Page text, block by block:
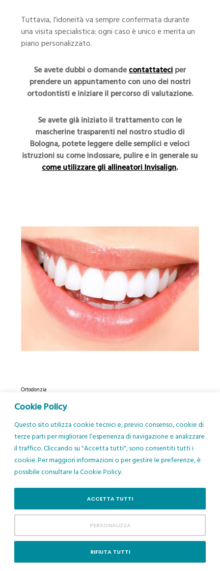
Cookie Policy
Questo sito utilizza cookie tecnici e, previo consenso, cookie di
terze parti per migliorare l’esperienza di navigazione e analizzare
il traffico. Cliccando su "Accetta tutti", sono consentiti tutti i
cookie. Per maggiori informazioni o per gestire le preferenze, è
possibile consultare la Cookie Policy.
PERSONALIZZA
RIFIUTA TUTTI
ACCETTA TUTTI
Tuttavia, l’idoneità va sempre confermata durante
una visita specialistica: ogni caso è unico e merita un
piano personalizzato.
Se avete dubbi o domandecontattateciper
prendere un appuntamento con uno dei nostri
ortodontisti e iniziare il percorso di valutazione.
Se avete già iniziato il trattamento con le
mascherine trasparenti nel nostro studio di
Bologna, potete leggere delle semplici e veloci
istruzioni su come indossare, pulire e in generale su
come utilizzare gli allineatori Invisalign.
Ortodonzia
Trattamento con mascherine
per denti: risposte alle
domande più frequenti
Sempre più pazienti ci chiedono informazioni sulle
“mascherine trasparenti per allineare i denti”come
alternativa all’apparecchio tradizionale. Nel nostro
perfezionato negli ultimi anni l’utilizzo del sistema
Invisalign®, il sistema di allineatori trasparenti più
Invisalign® rappresenta una soluzione poco visibile,
comoda e altamente personalizzata per migliorare